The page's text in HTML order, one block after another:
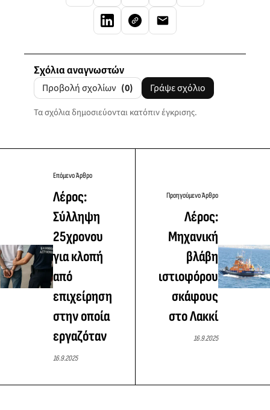
Σχόλια αναγνωστών
Προβολή σχολίων (0) Γράψε σχόλιο
Τα σχόλια δημοσιεύονται κατόπιν έγκρισης.
Επόμενο Άρθρο
Λέρος:
Σύλληψη
25χρονου
για κλοπή
από
επιχείρηση
στην οποία
εργαζόταν
16.9.2025
Προηγούμενο Άρθρο
Λέρος:
Μηχανική
βλάβη
ιστιοφόρου
σκάφους
στο Λακκί
16.9.2025